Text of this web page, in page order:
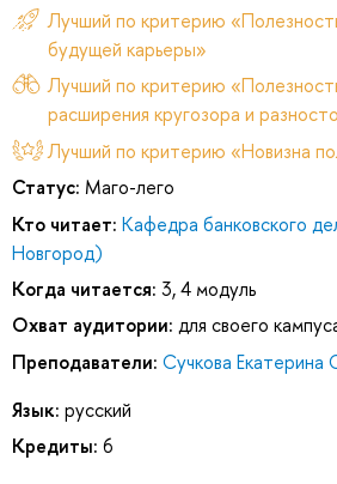
Лучший по критерию
будущей карьеры»
Лучший по критерию
расширения кругозора и
Лучший по критерию «Новизна
Статус: Маго-лего
Кто читает: Кафедра банковского
Новгород)
Когда читается: 3, 4 модуль
Охват аудитории: для своего
Преподаватели: Сучкова Екатерина
Язык: русский
Кредиты: 6